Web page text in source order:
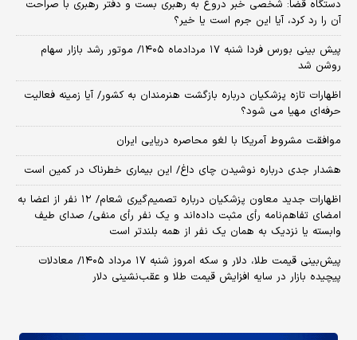
دستگاه قضا: شخصی خبر دروغ به رهبری بست و دفتر رهبری با صراحت
آن را رد کرد، آیا این جرم است یا خیر؟
پیش بینی بورس فردا شنبه ۱۷ مردادماه ۱۴۰۵/ موتور رشد بازار سهام
روشن شد
اظهارات تازه پزشکیان درباره بازگشت هنرمندان به کشور/ آیا زمینه فعالیت
حرفه‌ای مهیا می شود؟
موافقت مشروط آمریکا با لغو محاصره دریایی ایران
هشدار جدی درباره نوشیدن چای داغ/ این بیماری خطرناک در کمین است
اظهارات جدید معاون پزشکیان درباره تصمیم‌گیری شعام/ ۱۲ نفر از اعضا به
امضای تفاهم‌نامه رأی مثبت داده‌اند و یک نفر رأی منفی/ صدای طیف
وابسته یا نزدیک به همان یک نفر از همه بلندتر است
پیش‌بینی قیمت طلا، دلار و سکه امروز شنبه ۱۷ مرداد ۱۴۰۵/ معادلات
پیچیده بازار در سایه افزایش قیمت طلا و عقب‌نشینی دلار